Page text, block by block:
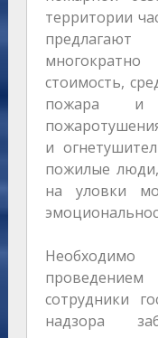
территории
стоимость,
пожара и
и
пожилые
на уловки
сотрудники
надзора